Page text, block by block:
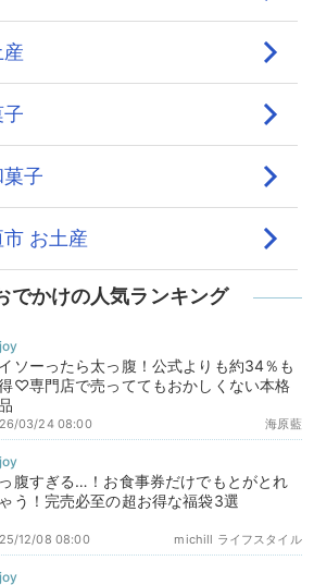
でかけの人気ランキング
ソーったら太っ腹！公式よりも約34％も
♡専門店で売っててもおかしくない本格
海原藍
03/24 08:00
腹すぎる…！お食事券だけでもとがとれ
う！完売必至の超お得な福袋3選
michill ライフスタイル
12/08 08:00